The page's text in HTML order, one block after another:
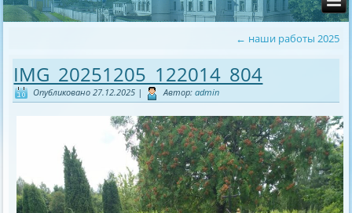
← наши работы 2025
IMG_20251205_122014_804
Опубликовано 27.12.2025 | Автор: admin